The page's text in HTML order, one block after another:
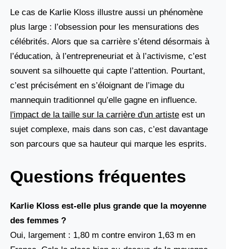
Le cas de Karlie Kloss illustre aussi un phénomène
plus large : l’obsession pour les mensurations des
célébrités. Alors que sa carrière s’étend désormais à
l’éducation, à l’entrepreneuriat et à l’activisme, c’est
souvent sa silhouette qui capte l’attention. Pourtant,
c’est précisément en s’éloignant de l’image du
mannequin traditionnel qu’elle gagne en influence.
l'impact de la taille sur la carrière d'un artiste est un
sujet complexe, mais dans son cas, c’est davantage
son parcours que sa hauteur qui marque les esprits.
Questions fréquentes
Karlie Kloss est-elle plus grande que la moyenne
des femmes ?
Oui, largement : 1,80 m contre environ 1,63 m en